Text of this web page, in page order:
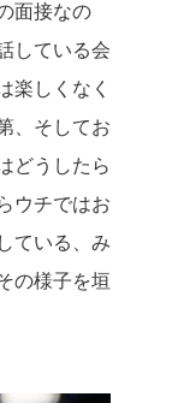
面接なの
している会
楽しくなく
、そしてお
どうしたら
ウチではお
ている、み
の様子を垣